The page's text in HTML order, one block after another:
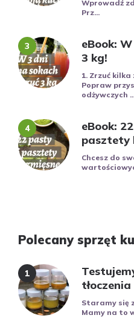
Wprowadź
Prz...
eBook:
3 kg!
1. Zrzuć
Popraw
odżywczych
eBook:
pasztety
Chcesz do
Polecany sprzęt
Staramy się
Mamy na to